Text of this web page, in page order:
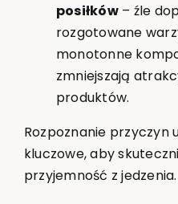
posiłków– źle
rozgotowane
monotonne
zmniejszają
produktów.
Rozpoznanie przyczyn
kluczowe, aby
przyjemność z jedzenia.